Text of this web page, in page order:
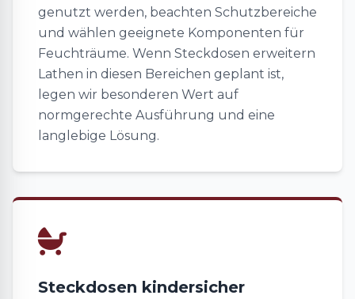
genutzt werden, beachten Schutzbereiche
und wählen geeignete Komponenten für
Feuchträume. Wenn Steckdosen erweitern
Lathen in diesen Bereichen geplant ist,
legen wir besonderen Wert auf
normgerechte Ausführung und eine
langlebige Lösung.
Steckdosen kindersicher